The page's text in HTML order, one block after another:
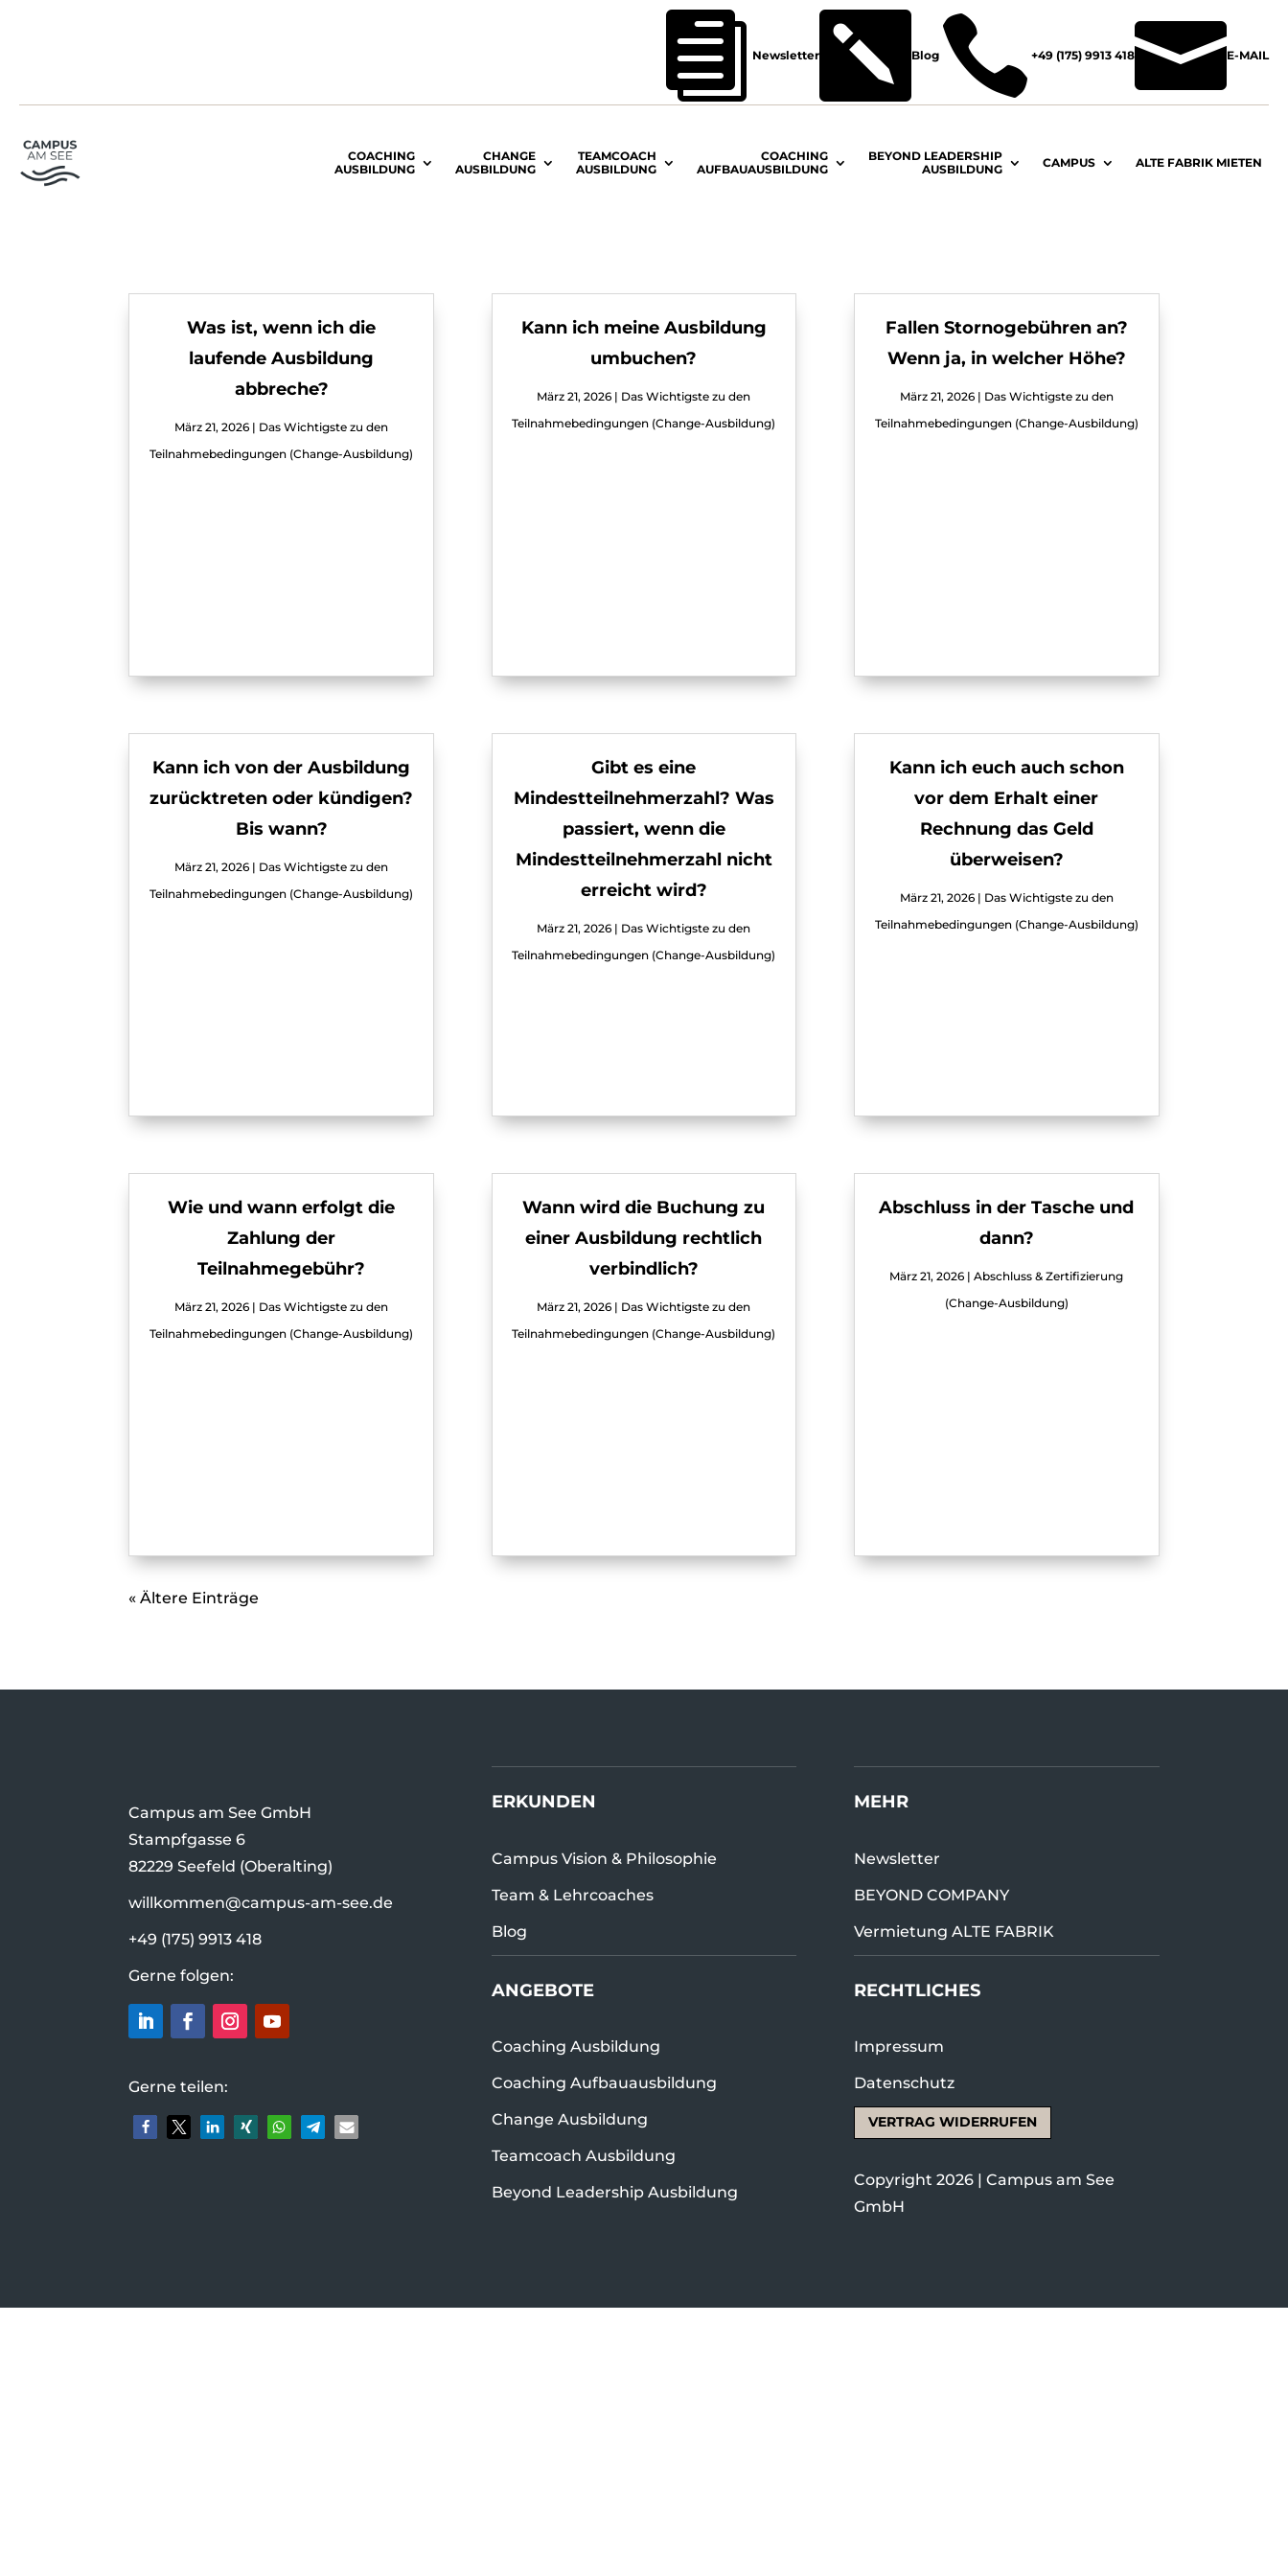
 Newsletter  Blog  +49 (175) 9913 418E-MAIL
COACHING
AUSBILDUNG
CHANGE
AUSBILDUNG
TEAMCOACH
AUSBILDUNG
COACHING
AUFBAUAUSBILDUNG
BEYOND LEADERSHIP
AUSBILDUNG
CAMPUS ALTE FABRIK MIETEN
Was ist, wenn ich die
laufende Ausbildung
abbreche?
März 21, 2026 | Das Wichtigste zu den
Teilnahmebedingungen (Change-Ausbildung)
Kann ich von der Ausbildung
zurücktreten oder kündigen?
Bis wann?
März 21, 2026 | Das Wichtigste zu den
Teilnahmebedingungen (Change-Ausbildung)
Wie und wann erfolgt die
Zahlung der
Teilnahmegebühr?
März 21, 2026 | Das Wichtigste zu den
Teilnahmebedingungen (Change-Ausbildung)
Kann ich meine Ausbildung
umbuchen?
März 21, 2026 | Das Wichtigste zu den
Teilnahmebedingungen (Change-Ausbildung)
Gibt es eine
Mindestteilnehmerzahl? Was
passiert, wenn die
Mindestteilnehmerzahl nicht
erreicht wird?
März 21, 2026 | Das Wichtigste zu den
Teilnahmebedingungen (Change-Ausbildung)
Wann wird die Buchung zu
einer Ausbildung rechtlich
verbindlich?
März 21, 2026 | Das Wichtigste zu den
Teilnahmebedingungen (Change-Ausbildung)
Fallen Stornogebühren an?
Wenn ja, in welcher Höhe?
März 21, 2026| Das Wichtigste zu den
Teilnahmebedingungen (Change-Ausbildung)
Kann ich euch auch schon
vor dem Erhalt einer
Rechnung das Geld
überweisen?
März 21, 2026| Das Wichtigste zu den
Teilnahmebedingungen (Change-Ausbildung)
Abschluss in der Tasche und
dann?
März 21, 2026 |Abschluss & Zertifizierung
(Change-Ausbildung)
« Ältere Einträge
Campus am See GmbH
Stampfgasse 6
82229 Seefeld (Oberalting)
willkommen@campus-am-see.de
+49 (175) 9913 418
Gerne folgen:
Gerne teilen:
ERKUNDEN
Campus Vision & Philosophie
Team & Lehrcoaches
Blog
ANGEBOTE
Coaching Ausbildung
Coaching Aufbauausbildung
Change Ausbildung
Teamcoach Ausbildung
Beyond Leadership Ausbildung
MEHR
Newsletter
BEYOND COMPANY
Vermietung ALTE FABRIK
RECHTLICHES
Impressum
Datenschutz
VERTRAG WIDERRUFEN
Copyright 2026 | Campus am See
GmbH